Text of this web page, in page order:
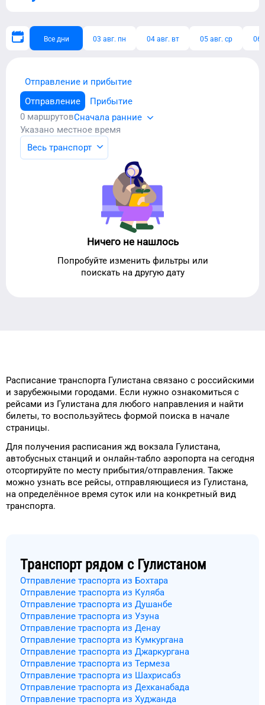
Все дни 03 авг. пн 04 авг. вт 05 авг. ср 06
Отправление и прибытие
Отправление
Прибытие
0 маршрутовСначала ранние
Указано местное время
Весь транспорт
Ничего не нашлось
Попробуйте изменить фильтры или
поискать на другую дату
Расписание транспорта Гулистана связано с российскими
и зарубежными городами. Если нужно ознакомиться с
рейсами из Гулистана для любого направления и найти
билеты, то воспользуйтесь формой поиска в начале
страницы.
Для получения расписания жд вокзала Гулистана,
автобусных станций и онлайн-табло аэропорта на сегодня
отсортируйте по месту прибытия/отправления. Также
можно узнать все рейсы, отправляющиеся из Гулистана,
на определённое время суток или на конкретный вид
транспорта.
Транспорт рядом с Гулистаном
Отправление траспорта из Бохтара
Отправление траспорта из Куляба
Отправление траспорта из Душанбе
Отправление траспорта из Узуна
Отправление траспорта из Денау
Отправление траспорта из Кумкургана
Отправление траспорта из Джаркургана
Отправление траспорта из Термеза
Отправление траспорта из Шахрисабз
Отправление траспорта из Дехканабада
Отправление траспорта из Худжанда